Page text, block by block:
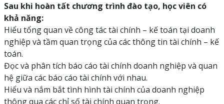
Sau khi hoàn tất chương trình đào tạo, học viên có
khả năng:
Hiểu tổng quan về công tác tài chính – kế toán tại doanh
nghiệp và tầm quan trọng của các thông tin tài chính – kế
toán.
Đọc và phân tích báo cáo tài chính doanh nghiệp và quan
hệ giữa các báo cáo tài chính với nhau.
Hiểu và nắm bắt tình hình tài chính của doanh nghiệp
thông qua các chỉ số tài chính quan trọng.